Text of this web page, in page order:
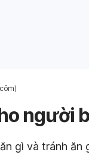
người
gì và tránh